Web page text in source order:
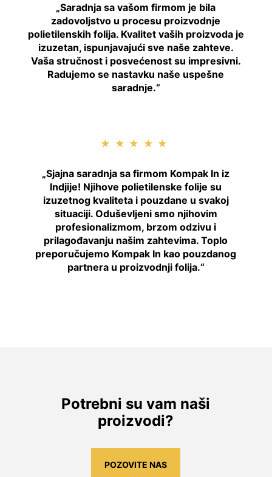
„Saradnja sa vašom firmom je bila
zadovoljstvo u procesu proizvodnje
polietilenskih folija. Kvalitet vaših proizvoda je
izuzetan, ispunjavajući sve naše zahteve.
Vaša stručnost i posvećenost su impresivni.
Radujemo se nastavku naše uspešne
saradnje.“
★★★★★
„Sjajna saradnja sa firmom Kompak In iz
Indjije! Njihove polietilenske folije su
izuzetnog kvaliteta i pouzdane u svakoj
situaciji. Oduševljeni smo njihovim
profesionalizmom, brzom odzivu i
prilagođavanju našim zahtevima. Toplo
preporučujemo Kompak In kao pouzdanog
partnera u proizvodnji folija.“
Potrebni su vam naši
proizvodi?
POZOVITE NAS